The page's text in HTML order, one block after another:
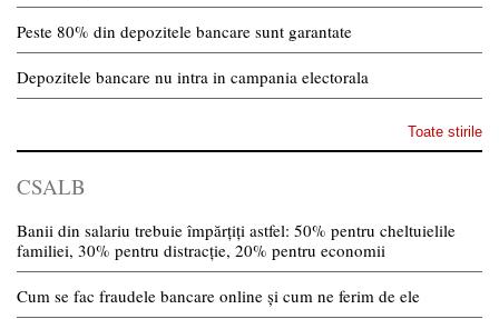
Peste 80% din depozitele bancare sunt garantate
Depozitele bancare nu intra in campania electorala
Toate stirile
CSALB
Banii din salariu trebuie împărțiți astfel: 50% pentru cheltuielile
familiei, 30% pentru distracție, 20% pentru economii
Cum se fac fraudele bancare online și cum ne ferim de ele